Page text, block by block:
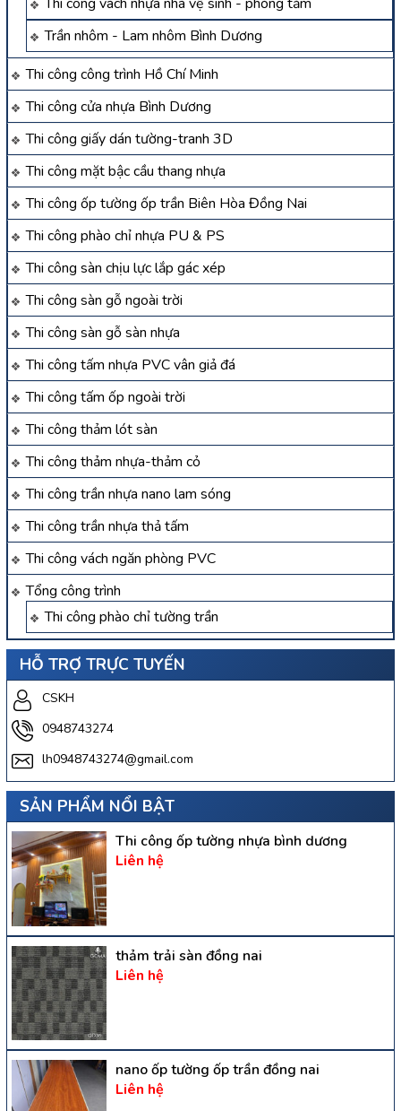
Trần nhôm - Lam nhôm Bình Dương
Thi công công trình Hồ Chí Minh
Thi công cửa nhựa Bình Dương
Thi công giấy dán tường-tranh 3D
Thi công mặt bậc cầu thang nhựa
Thi công ốp tường ốp trần Biên Hòa Đồng Nai
Thi công phào chỉ nhựa PU & PS
Thi công sàn chịu lực lắp gác xép
Thi công sàn gỗ ngoài trời
Thi công sàn gỗ sàn nhựa
Thi công tấm nhựa PVC vân giả đá
Thi công tấm ốp ngoài trời
Thi công thảm lót sàn
Thi công thảm nhựa-thảm cỏ
Thi công trần nhựa nano lam sóng
Thi công trần nhựa thả tấm
Thi công vách ngăn phòng PVC
Tổng công trình
Thi công phào chỉ tường trần
HỖ TRỢ TRỰC TUYẾN
CSKH
0948743274
lh0948743274@gmail.com
SẢN PHẨM NỔI BẬT
Thi công ốp tường nhựa bình dương
Liên hệ
thảm trải sàn đồng nai
Liên hệ
nano ốp tường ốp trần đồng nai
Liên hệ